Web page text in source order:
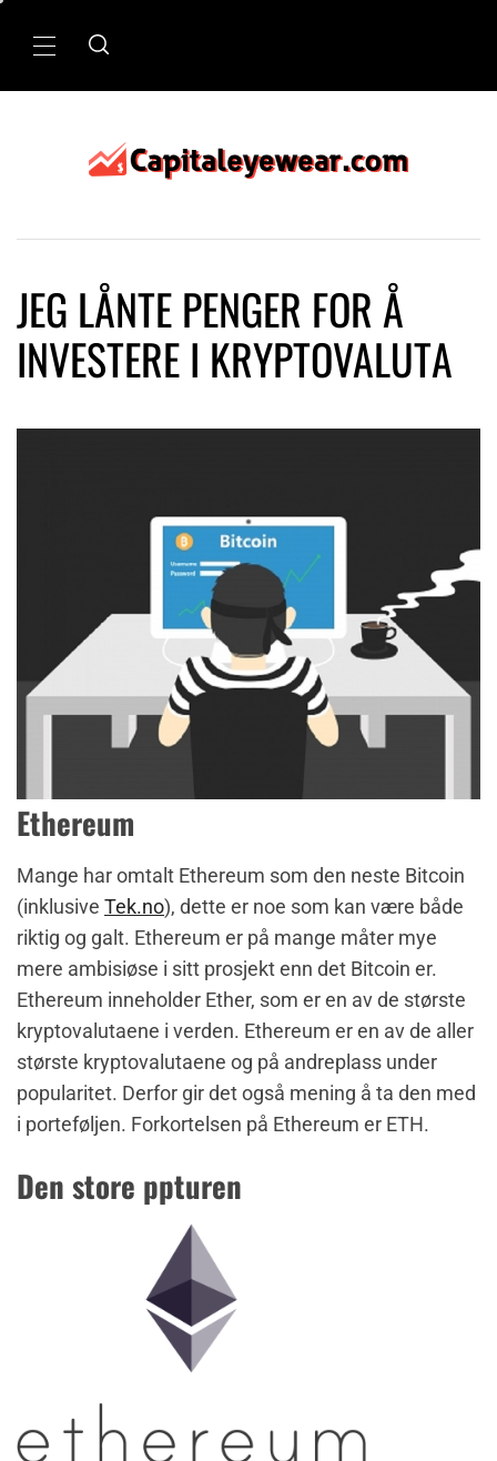
Primary
JEG LÅNTE PENGER FOR Å
INVESTERE I KRYPTOVALUTA
Ethereum
Mange har omtalt Ethereum som den neste Bitcoin
(inklusive Tek.no), dette er noe som kan være både
riktig og galt. Ethereum er på mange måter mye
mere ambisiøse i sitt prosjekt enn det Bitcoin er.
Ethereum inneholder Ether, som er en av de største
kryptovalutaene i verden. Ethereum er en av de aller
største kryptovalutaene og på andreplass under
popularitet. Derfor gir det også mening å ta den med
i porteføljen. Forkortelsen på Ethereum er ETH.
Den store ppturen